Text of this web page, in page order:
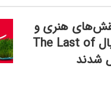
هنری و
سم در سریال The Last of